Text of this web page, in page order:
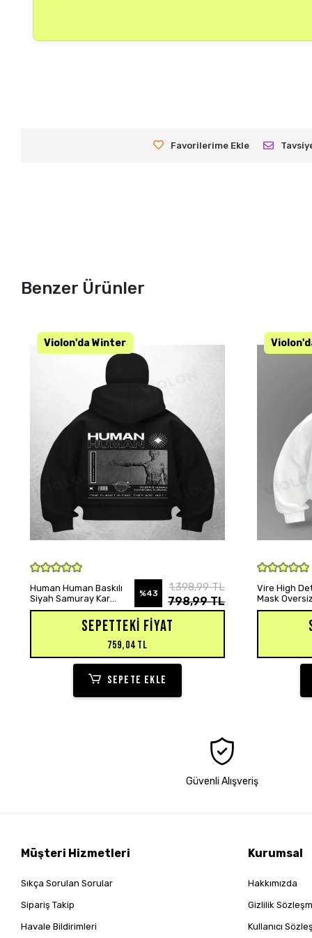
Favorilerime Ekle
Benzer Ürünler
SEPETE EKLE
Human Human Baskılı
Siyah Samuray Kar
Maske Sweatshirt
%43
1.398,99 TL
798,99 TL
SEPETTEKI FIYAT
759,04 TL
SEPETE EKLE
Vire High
Mask
Güvenli Alışveriş
Müşteri Hizmetleri
Sıkça Sorulan Sorular
Sipariş Takip
Havale Bildirimleri
Kurumsal
Hakkımızda
Gizlilik
Kullanıcı